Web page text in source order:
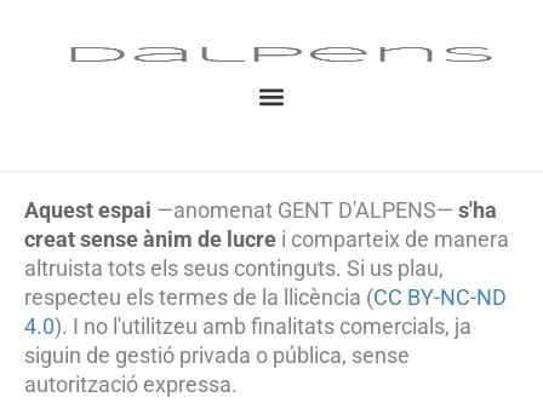
Aquest espai —anomenat GENT D'ALPENS— s'ha
creat sense ànim de lucre i comparteix de manera
altruista tots els seus continguts. Si us plau,
respecteu els termes de la llicència (CC BY-NC-ND
4.0). I no l'utilitzeu amb finalitats comercials, ja
siguin de gestió privada o pública, sense
autorització expressa.